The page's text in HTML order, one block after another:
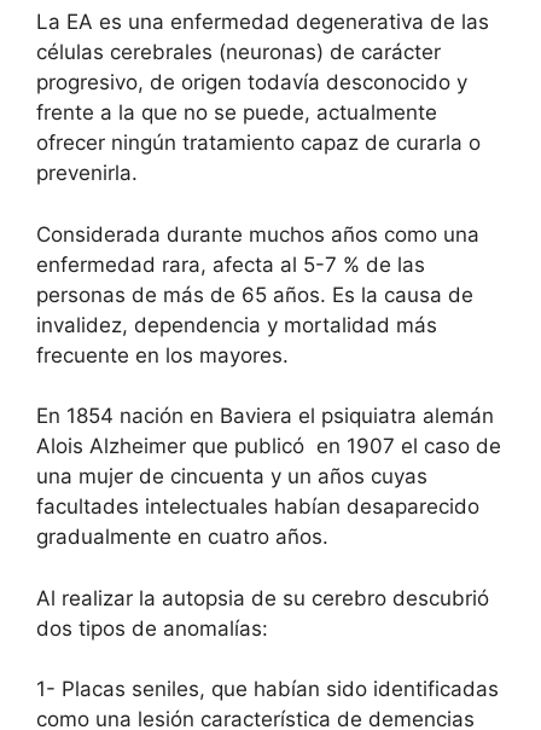
La EA es una enfermedad degenerativa de las
células cerebrales (neuronas) de carácter
progresivo, de origen todavía desconocido y
frente a la que no se puede, actualmente
ofrecer ningún tratamiento capaz de curarla o
prevenirla.
Considerada durante muchos años como una
enfermedad rara, afecta al 5-7 % de las
personas de más de 65 años. Es la causa de
invalidez, dependencia y mortalidad más
frecuente en los mayores.
En 1854 nación en Baviera el psiquiatra alemán
Alois Alzheimer que publicó en 1907 el caso de
una mujer de cincuenta y un años cuyas
facultades intelectuales habían desaparecido
gradualmente en cuatro años.
Al realizar la autopsia de su cerebro descubrió
dos tipos de anomalías:
1- Placas seniles, que habían sido identificadas
como una lesión característica de demencias